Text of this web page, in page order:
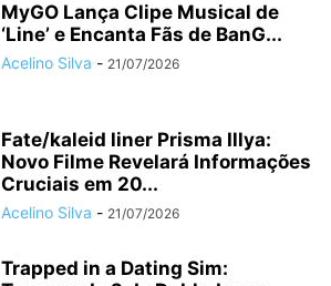
MyGO Lança Clipe Musical de
‘Line’ e Encanta Fãs de BanG...
Acelino Silva - 21/07/2026
Fate/kaleid liner Prisma Illya:
Novo Filme Revelará Informações
Cruciais em 20...
Acelino Silva - 21/07/2026
Trapped in a Dating Sim: